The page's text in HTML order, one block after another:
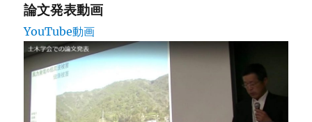
送
り
論文発表動画
YouTube動画